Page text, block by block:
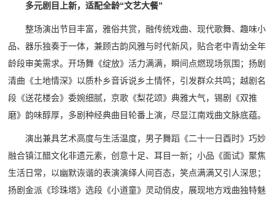
多元剧目上新，适配全龄“文艺大餐”
整场演出节目丰富，雅俗共赏，融传统戏曲、现代歌舞、趣味小
品、器乐独奏于一体，兼顾古韵风雅与时代新风，贴合老中青幼全年
龄段审美需求。开场舞《绽放》活力满满，瞬间点燃现场氛围；扬剧
清曲《土地情深》以质朴乡音诉说乡土情怀，引发群众共鸣；越剧名
段《送花楼会》委婉细腻，京歌《梨花颂》典雅大气，锡剧《双推
磨》韵味醇厚，多剧种经典曲目轮番上演，尽显江南戏曲文脉底蕴。
演出兼具艺术高度与生活温度，男子舞蹈《二十一日酉时》巧妙
融合镇江醋文化非遗元素，创意十足、耳目一新；小品《面试》聚焦
生活日常，以幽默诙谐的表演演绎人间百态，笑点满满又引人深思；
扬剧金派《珍珠塔》选段《小道童》灵动俏皮，展现地方戏曲独特魅